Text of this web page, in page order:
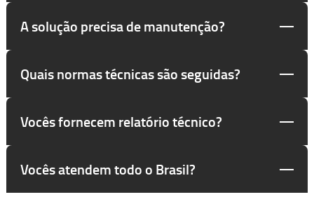
A solução precisa de manutenção?
Quais normas técnicas são seguidas?
Vocês fornecem relatório técnico?
Vocês atendem todo o Brasil?